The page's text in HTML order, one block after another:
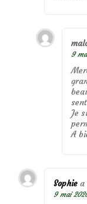
9
Je
A
Sophie a
9 mai